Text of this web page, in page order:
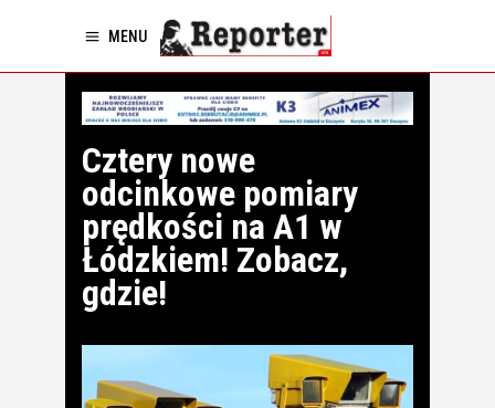
MENU
Cztery nowe
odcinkowe pomiary
prędkości na A1 w
Łódzkiem! Zobacz,
gdzie!